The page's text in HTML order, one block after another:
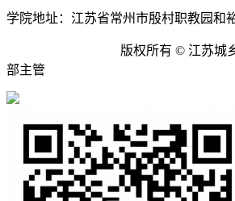
学院地址：江苏省常州市殷村职教园和
版权所有 © 江苏城
部主管